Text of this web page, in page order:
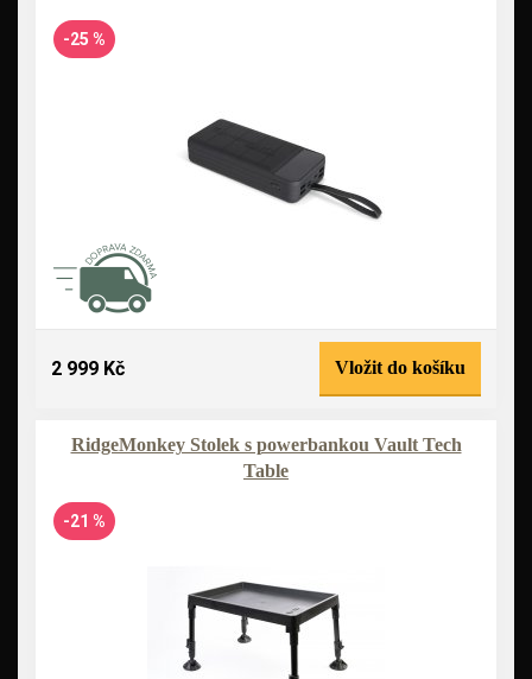
-25 %
2 999 Kč Vložit do košíku
RidgeMonkey Stolek s powerbankou Vault Tech
Table
-21 %